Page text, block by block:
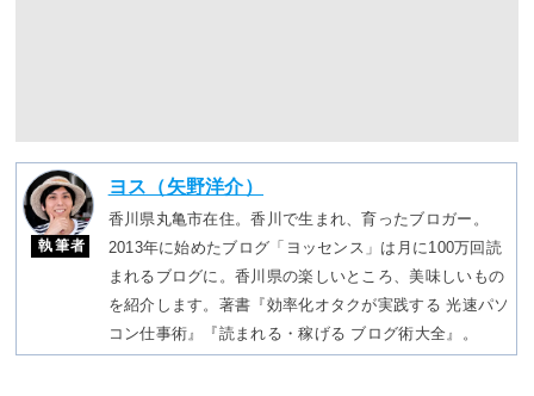
執筆者
ヨス（矢野洋介）
香川県丸亀市在住。香川で生まれ、育ったブロガー。
2013年に始めたブログ「ヨッセンス」は月に100万回読
まれるブログに。香川県の楽しいところ、美味しいもの
を紹介します。著書『効率化オタクが実践する 光速パソ
コン仕事術』『読まれる・稼げる ブログ術大全』。